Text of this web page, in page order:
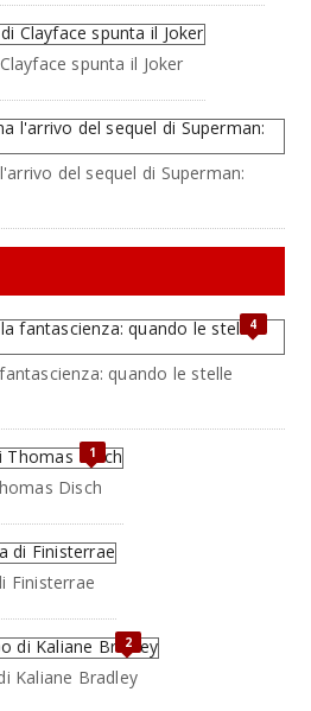
spunta il Joker
del sequel di Superman:
4
quando le stelle
1
Disch
Finisterrae
2
Kaliane Bradley